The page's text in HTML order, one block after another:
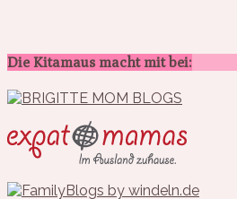
Die Kitamaus macht mit bei: